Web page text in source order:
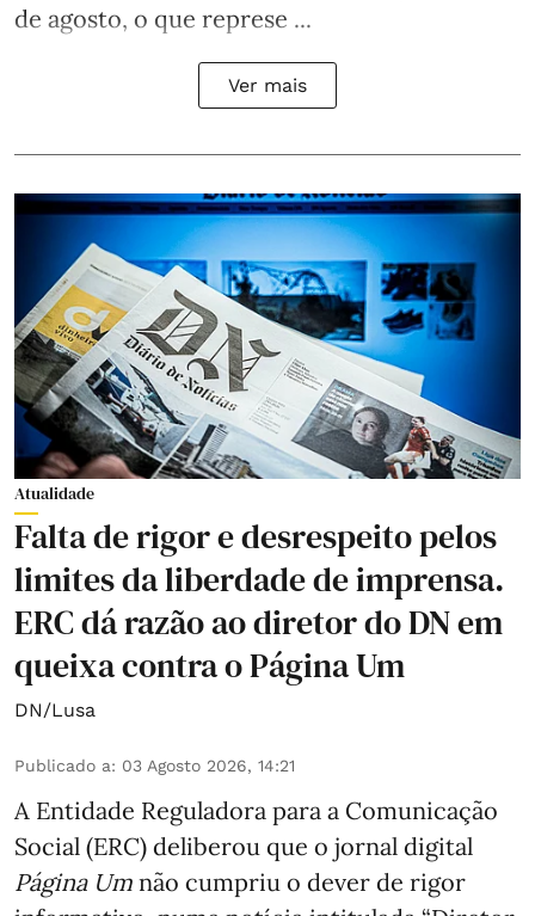
de agosto, o que represe ...
Ver mais
Atualidade
Falta de rigor e desrespeito pelos
limites da liberdade de imprensa.
ERC dá razão ao diretor do DN em
queixa contra o Página Um
DN/Lusa
Publicado a: 03 Agosto 2026, 14:21
A Entidade Reguladora para a Comunicação
Social (ERC) deliberou que o jornal digital
Página Um não cumpriu o dever de rigor